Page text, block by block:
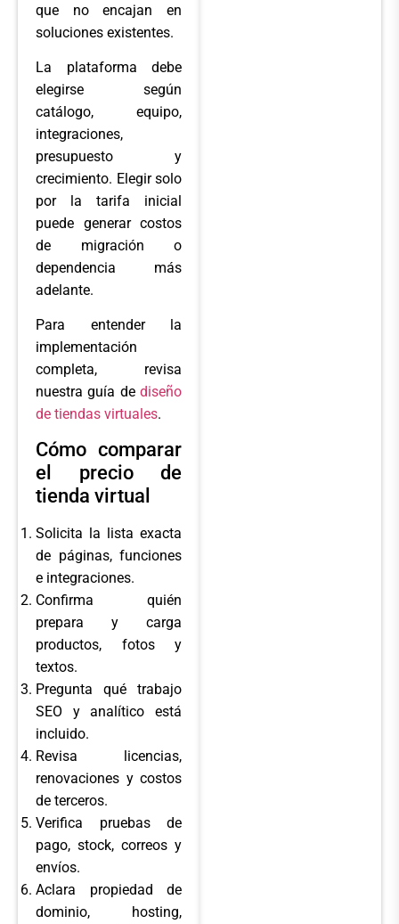
que no encajan en
soluciones existentes.
La plataforma debe
elegirse según
catálogo, equipo,
integraciones,
presupuesto y
crecimiento. Elegir solo
por la tarifa inicial
puede generar costos
de migración o
dependencia más
adelante.
Para entender la
implementación
completa, revisa
nuestra guía de diseño
de tiendas virtuales.
Cómo comparar
el precio de
tienda virtual
Solicita la lista exacta
de páginas, funciones
e integraciones.
Confirma quién
prepara y carga
productos, fotos y
textos.
Pregunta qué trabajo
SEO y analítico está
incluido.
Revisa licencias,
renovaciones y costos
de terceros.
Verifica pruebas de
pago, stock, correos y
envíos.
Aclara propiedad de
dominio, hosting,